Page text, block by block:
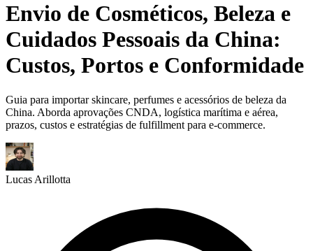
Envio de Cosméticos, Beleza e
Cuidados Pessoais da China:
Custos, Portos e Conformidade
Guia para importar skincare, perfumes e acessórios de beleza da
China. Aborda aprovações CNDA, logística marítima e aérea,
prazos, custos e estratégias de fulfillment para e-commerce.
Lucas Arillotta